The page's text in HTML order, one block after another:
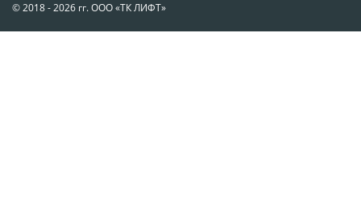
© 2018 - 2026 гг. ООО «ТК ЛИФТ»